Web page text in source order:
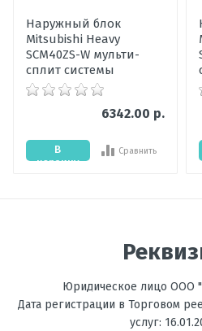
Ваше сообщение
Наружный блок
Mitsubishi Heavy
SCM40ZS-W мульти-
сплит системы
6342.00 р.
В
корзину
Сравнить
Юридическое лицо ООО
Дата регистрации в Торговом
услуг: